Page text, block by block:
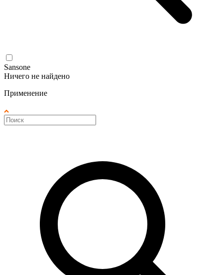
Sansone
Ничего не найдено
Применение